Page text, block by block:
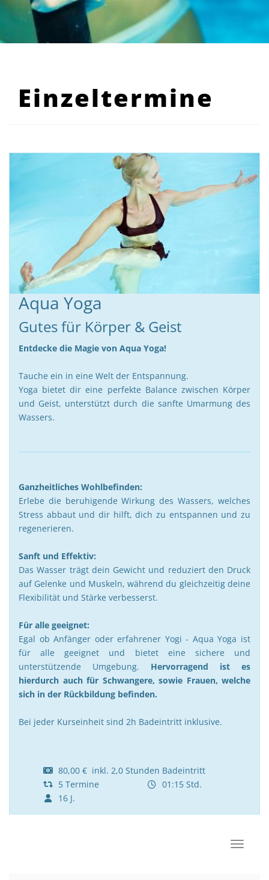
Einzeltermine
Aqua Yoga
Gutes für Körper & Geist
Entdecke die Magie von Aqua Yoga!
Tauche ein in eine Welt der Entspannung.
Yoga bietet dir eine perfekte Balance zwischen Körper
und Geist, unterstützt durch die sanfte Umarmung des
Wassers.
Ganzheitliches Wohlbefinden:
Erlebe die beruhigende Wirkung des Wassers, welches
Stress abbaut und dir hilft, dich zu entspannen und zu
regenerieren.
Sanft und Effektiv:
Das Wasser trägt dein Gewicht und reduziert den Druck
auf Gelenke und Muskeln, während du gleichzeitig deine
Flexibilität und Stärke verbesserst.
Für alle geeignet:
Egal ob Anfänger oder erfahrener Yogi - Aqua Yoga ist
für alle geeignet und bietet eine sichere und
unterstützende Umgebung. Hervorragend ist es
hierdurch auch für Schwangere, sowie Frauen, welche
sich in der Rückbildung befinden.
Bei jeder Kurseinheit sind 2h Badeintritt inklusive.
80,00 € inkl. 2,0 Stunden Badeintritt
5 Termine
01:15 Std.
16 J.